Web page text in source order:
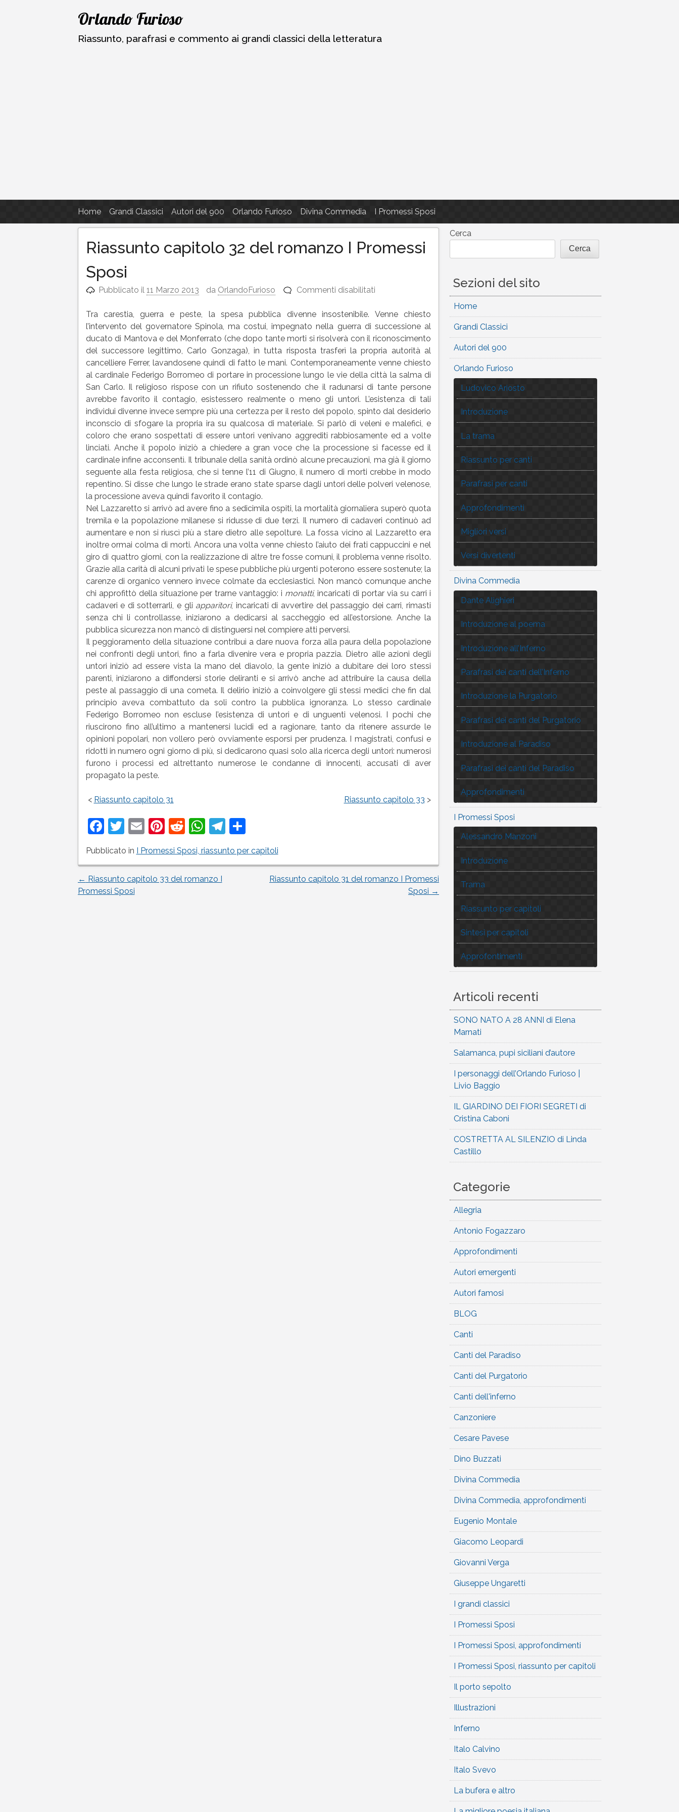
Vai
al
contenuto
Orlando Furioso
Riassunto, parafrasi e commento ai grandi classici della letteratura
Home Grandi Classici Autori del 900 Orlando Furioso Divina Commedia I Promessi Sposi
Riassunto capitolo 32 del romanzo I Promessi
Sposi
Pubblicato il11 Marzo 2013 da OrlandoFurioso Commenti disabilitatisu
capitolo
32
del
romanzo
I
Promessi
Sposi
Tra carestia, guerra e peste, la spesa pubblica divenne insostenibile. Venne chiesto
l’intervento del governatore Spinola, ma costui, impegnato nella guerra di successione al
ducato di Mantova e del Monferrato (che dopo tante morti si risolverà con il riconoscimento
del successore legittimo, Carlo Gonzaga), in tutta risposta trasferì la propria autorità al
cancelliere Ferrer, lavandosene quindi di fatto le mani. Contemporaneamente venne chiesto
al cardinale Federigo Borromeo di portare in processione lungo le vie della città la salma di
San Carlo. Il religioso rispose con un rifiuto sostenendo che il radunarsi di tante persone
avrebbe favorito il contagio, esistessero realmente o meno gli untori. L’esistenza di tali
individui divenne invece sempre più una certezza per il resto del popolo, spinto dal desiderio
inconscio di sfogare la propria ira su qualcosa di materiale. Si parlò di veleni e malefici, e
coloro che erano sospettati di essere untori venivano aggrediti rabbiosamente ed a volte
linciati. Anche il popolo iniziò a chiedere a gran voce che la processione si facesse ed il
cardinale infine acconsentì. Il tribunale della sanità ordinò alcune precauzioni, ma già il giorno
seguente alla festa religiosa, che si tenne l’11 di Giugno, il numero di morti crebbe in modo
repentino. Si disse che lungo le strade erano state sparse dagli untori delle polveri velenose,
la processione aveva quindi favorito il contagio.
Nel Lazzaretto si arrivò ad avere fino a sedicimila ospiti, la mortalità giornaliera superò quota
tremila e la popolazione milanese si ridusse di due terzi. Il numero di cadaveri continuò ad
aumentare e non si riuscì più a stare dietro alle sepolture. La fossa vicino al Lazzaretto era
inoltre ormai colma di morti. Ancora una volta venne chiesto l’aiuto dei frati cappuccini e nel
giro di quattro giorni, con la realizzazione di altre tre fosse comuni, il problema venne risolto.
Grazie alla carità di alcuni privati le spese pubbliche più urgenti poterono essere sostenute; la
carenze di organico vennero invece colmate da ecclesiastici. Non mancò comunque anche
chi approfittò della situazione per trarne vantaggio: i monatti, incaricati di portar via su carri i
cadaveri e di sotterrarli, e gli apparitori, incaricati di avvertire del passaggio dei carri, rimasti
senza chi li controllasse, iniziarono a dedicarsi al saccheggio ed all’estorsione. Anche la
pubblica sicurezza non mancò di distinguersi nel compiere atti perversi.
Il peggioramento della situazione contribuì a dare nuova forza alla paura della popolazione
nei confronti degli untori, fino a farla divenire vera e propria pazzia. Dietro alle azioni degli
untori iniziò ad essere vista la mano del diavolo, la gente iniziò a dubitare dei loro stessi
parenti, iniziarono a diffondersi storie deliranti e si arrivò anche ad attribuire la causa della
peste al passaggio di una cometa. Il delirio iniziò a coinvolgere gli stessi medici che fin dal
principio aveva combattuto da soli contro la pubblica ignoranza. Lo stesso cardinale
Federigo Borromeo non escluse l’esistenza di untori e di unguenti velenosi. I pochi che
riuscirono fino all’ultimo a mantenersi lucidi ed a ragionare, tanto da ritenere assurde le
opinioni popolari, non vollero però ovviamente esporsi per prudenza. I magistrati, confusi e
ridotti in numero ogni giorno di più, si dedicarono quasi solo alla ricerca degli untori: numerosi
furono i processi ed altrettanto numerose le condanne di innocenti, accusati di aver
propagato la peste.
< Riassunto capitolo 31 Riassunto capitolo 33 >
Facebook
Twitter
EmailPinterest
Reddit
WhatsApp
Telegram
Condividi
Pubblicato in I Promessi Sposi, riassunto per capitoli
Navigazione
← Riassunto capitolo 33 del romanzo I
Promessi Sposi
Riassunto capitolo 31 del romanzo I Promessi
Sposi →
Cerca
Cerca
Sezioni del sito
Home
Grandi Classici
Autori del 900
Orlando Furioso
Ludovico Ariosto
Introduzione
La trama
Riassunto per canti
Parafrasi per canti
Approfondimenti
Migliori versi
Versi divertenti
Divina Commedia
Dante Alighieri
Introduzione al poema
Introduzione all’Inferno
Parafrasi dei canti dell’Inferno
Introduzione la Purgatorio
Parafrasi dei canti del Purgatorio
Introduzione al Paradiso
Parafrasi dei canti del Paradiso
Approfondimenti
I Promessi Sposi
Alessandro Manzoni
Introduzione
Trama
Riassunto per capitoli
Sintesi per capitoli
Approfontimenti
Articoli recenti
SONO NATO A 28 ANNI di Elena
Marnati
Salamanca, pupi siciliani d’autore
I personaggi dell’Orlando Furioso |
Livio Baggio
IL GIARDINO DEI FIORI SEGRETI di
Cristina Caboni
COSTRETTA AL SILENZIO di Linda
Castillo
Categorie
Allegria
Antonio Fogazzaro
Approfondimenti
Autori emergenti
Autori famosi
BLOG
Canti
Canti del Paradiso
Canti del Purgatorio
Canti dell'inferno
Canzoniere
Cesare Pavese
Dino Buzzati
Divina Commedia
Divina Commedia, approfondimenti
Eugenio Montale
Giacomo Leopardi
Giovanni Verga
Giuseppe Ungaretti
I grandi classici
I Promessi Sposi
I Promessi Sposi, approfondimenti
I Promessi Sposi, riassunto per capitoli
Il porto sepolto
Illustrazioni
Inferno
Italo Calvino
Italo Svevo
La bufera e altro